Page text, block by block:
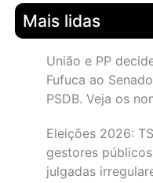
Mais lidas
União e PP
Fufuca ao
PSDB. Veja os
Eleições 2026:
gestores
julgadas